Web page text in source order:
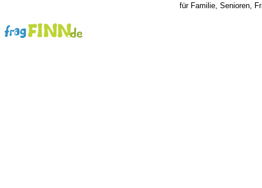
für Familie, Senioren,